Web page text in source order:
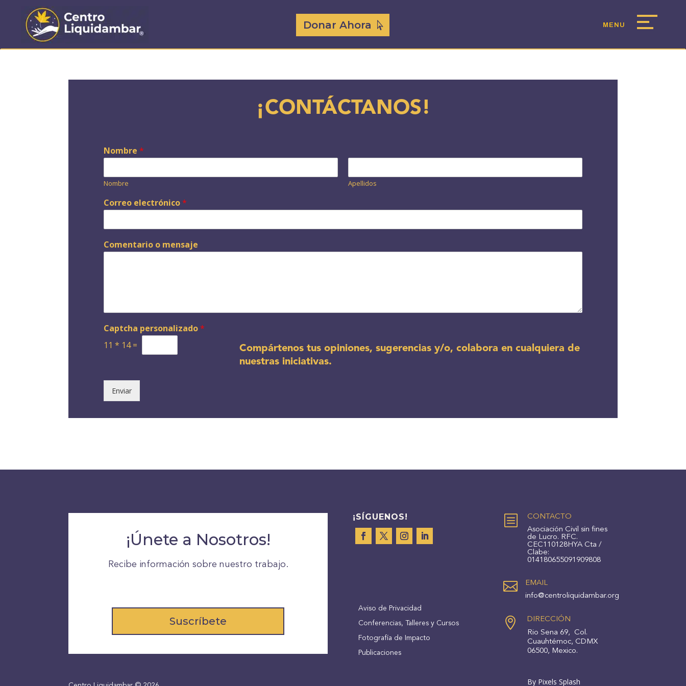
Donar Ahora
¡CONTÁCTANOS!
Nombre *
Nombre Apellidos
*
*
Correo electrónico*
Comentario o mensaje
Captcha personalizado*
11 * 14 =
Enviar
Compártenos tus opiniones, sugerencias y/o, colabora en cualquiera de
nuestras iniciativas.
¡Únete a Nosotros!
Recibe información sobre nuestro trabajo.
Suscríbete
¡SÍGUENOS!
Aviso de Privacidad
Conferencias, Talleres y Cursos
Fotografía de Impacto
Publicaciones
b
CONTACTO
Asociación Civil sin fines
de Lucro. RFC.
CEC110128HYA Cta /
Clabe:
014180655091909808

EMAIL
info@centroliquidambar.org

DIRECCIÓN
Rio Sena 69, Col.
Cuauhtémoc, CDMX
06500, Mexico.
By Pixels Splash